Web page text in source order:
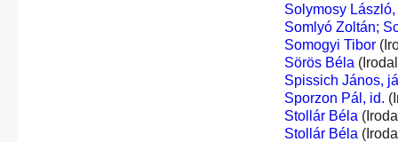
Solymosy
Somlyó Zoltán;
Somogyi Tibor
Sörös Béla
Spissich János,
Sporzon Pál, id.
Stollár Béla
Stollár Béla